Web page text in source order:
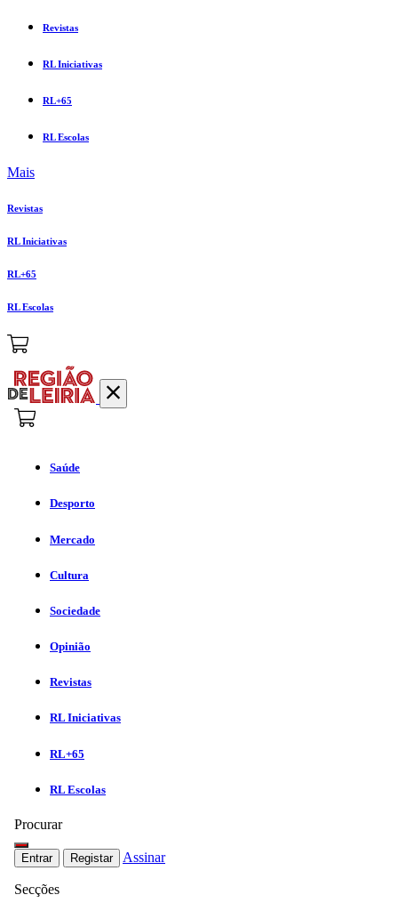
Revistas
RL Iniciativas
RL+65
RL Escolas
Mais
Revistas
RL Iniciativas
RL+65
RL Escolas
Saúde
Desporto
Mercado
Cultura
Sociedade
Opinião
Revistas
RL Iniciativas
RL+65
RL Escolas
Procurar
Entrar Registar Assinar
Secções